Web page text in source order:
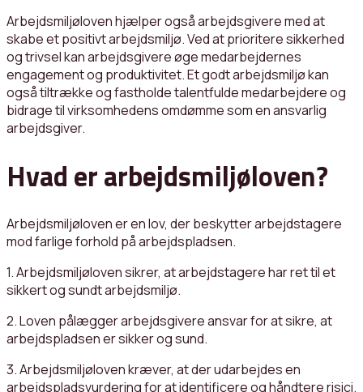
Arbejdsmiljøloven hjælper også arbejdsgivere med at
skabe et positivt arbejdsmiljø. Ved at prioritere sikkerhed
og trivsel kan arbejdsgivere øge medarbejdernes
engagement og produktivitet. Et godt arbejdsmiljø kan
også tiltrække og fastholde talentfulde medarbejdere og
bidrage til virksomhedens omdømme som en ansvarlig
arbejdsgiver.
Hvad er arbejdsmiljøloven?
Arbejdsmiljøloven er en lov, der beskytter arbejdstagere
mod farlige forhold på arbejdspladsen.
1. Arbejdsmiljøloven sikrer, at arbejdstagere har ret til et
sikkert og sundt arbejdsmiljø.
2. Loven pålægger arbejdsgivere ansvar for at sikre, at
arbejdspladsen er sikker og sund.
3. Arbejdsmiljøloven kræver, at der udarbejdes en
arbejdspladsvurdering for at identificere og håndtere risici.